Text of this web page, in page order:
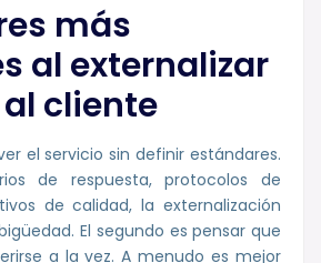
más
al externalizar
cliente
el servicio sin definir estándares.
de respuesta, protocolos de
de calidad, la externalización
El segundo es pensar que
a la vez. A menudo es mejor